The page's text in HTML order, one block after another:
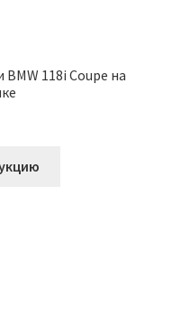
118i Coupe на